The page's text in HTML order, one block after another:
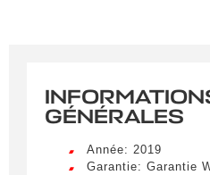
GÉNÉRALES
Année: 2019
Garantie: Garantie